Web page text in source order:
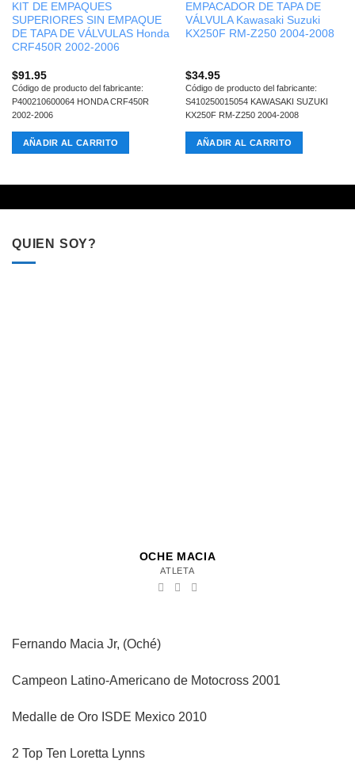
KIT DE EMPAQUES
SUPERIORES SIN EMPAQUE
DE TAPA DE VÁLVULAS Honda
CRF450R 2002-2006
$91.95
Código de producto del fabricante:
P400210600064 HONDA CRF450R
2002-2006
AÑADIR AL CARRITO
EMPACADOR DE TAPA DE
VÁLVULA Kawasaki Suzuki
KX250F RM-Z250 2004-2008
$34.95
Código de producto del fabricante:
S410250015054 KAWASAKI SUZUKI
KX250F RM-Z250 2004-2008
AÑADIR AL CARRITO
QUIEN SOY?
OCHE MACIA
ATLETA
Fernando Macia Jr, (Oché)
Campeon Latino-Americano de Motocross 2001
Medalle de Oro ISDE Mexico 2010
2 Top Ten Loretta Lynns